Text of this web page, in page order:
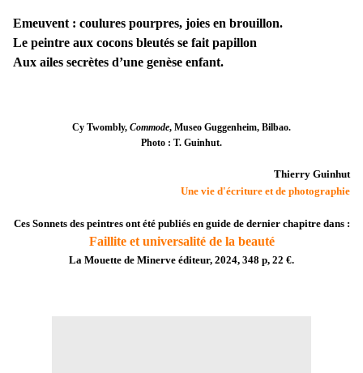
Emeuvent : coulures pourpres, joies en brouillon.
Le peintre aux cocons bleutés se fait papillon
Aux ailes secrètes d’une genèse enfant.
Cy Twombly, Commode, Museo Guggenheim, Bilbao.
Photo : T. Guinhut.
Thierry Guinhut
Une vie d'écriture et de photographie
Ces Sonnets des peintres ont été publiés en guide de dernier chapitre dans :
Faillite et universalité de la beauté
La Mouette de Minerve éditeur, 2024, 348 p, 22 €.